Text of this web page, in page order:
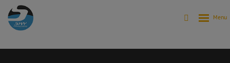
Produits
BRONTES 2 PARAMOTOR EDITION (2002-2010)